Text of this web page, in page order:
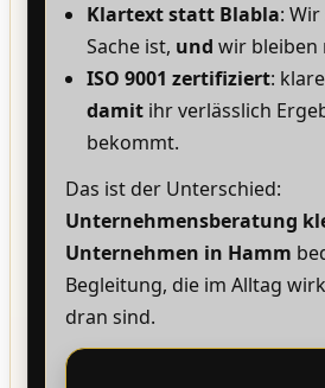
Klartext statt Blabla:
Sache ist, und wir bleiben
ISO 9001 zertifiziert:
damit ihr verlässlich
bekommt.
Das ist der Unterschied:
Unternehmensberatung
Unternehmen in Hamm
Begleitung, die im Alltag
dran sind.